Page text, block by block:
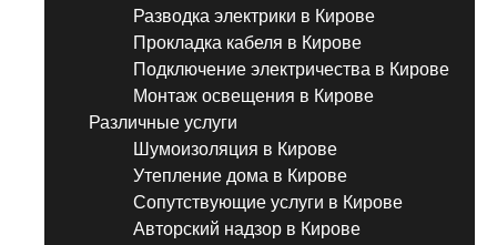
Разводка электрики в Кирове
Прокладка кабеля в Кирове
Подключение электричества в Кирове
Монтаж освещения в Кирове
Различные услуги
Шумоизоляция в Кирове
Утепление дома в Кирове
Сопутствующие услуги в Кирове
Авторский надзор в Кирове